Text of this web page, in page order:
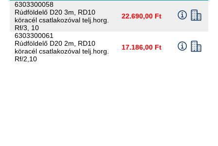
6303300058
Rúdföldelő D20 3m, RD10
köracél csatlakozóval telj.horg.
Rf/3, 10
22.690,00 Ft
6303300061
Rúdföldelő D20 2m, RD10
köracél csatlakozóval telj.horg.
Rf/2,10
17.186,00 Ft